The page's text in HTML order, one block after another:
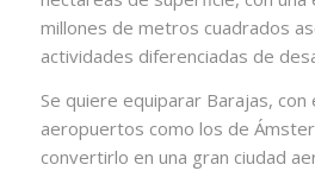
millones de metros cuadrados
actividades diferenciadas de
Se quiere equiparar Barajas, con
aeropuertos como los de
convertirlo en una gran ciudad